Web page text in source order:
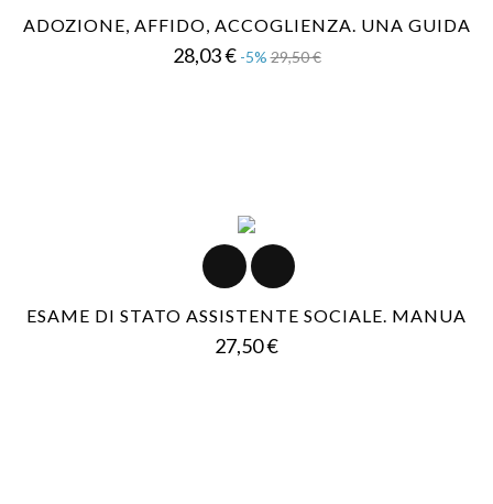
ADOZIONE, AFFIDO, ACCOGLIENZA. UNA GUIDA
28,03 € Prezzo
-5% 29,50 €Prezzo
ESAME DI STATO ASSISTENTE SOCIALE. MANUA
27,50 €Prezzo